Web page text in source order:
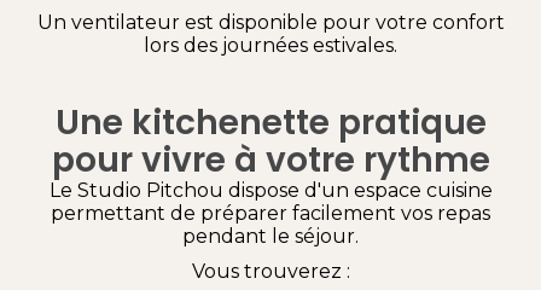
Un ventilateur est disponible pour votre confort
lors des journées estivales.
Une kitchenette pratique
pour vivre à votre rythme
Le Studio Pitchou dispose d'un espace cuisine
permettant de préparer facilement vos repas
pendant le séjour.
Vous trouverez :